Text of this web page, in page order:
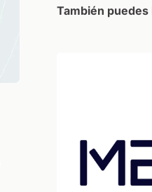
También puedes